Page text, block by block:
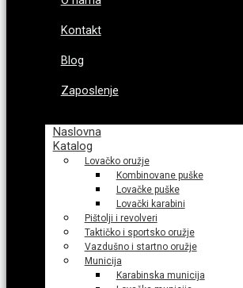
Kontakt
Blog
Zaposlenje
Naslovna
Katalog
Lovačko oružje
Kombinovane puške
Lovačke puške
Lovački karabini
Pištolji i revolveri
Taktičko i sportsko oružje
Vazdušno i startno oružje
Municija
Karabinska municija